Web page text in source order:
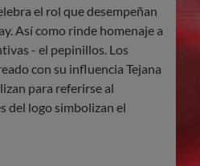
el rol que desempeñan
Así como rinde homenaje a
- el pepinillos. Los
con su influencia Tejana
para referirse al
del logo simbolizan el